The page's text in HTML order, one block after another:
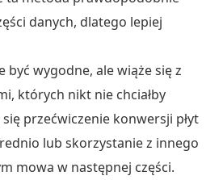
danych, dlatego lepiej
być wygodne, ale wiąże się z
których nikt nie chciałby
przećwiczenie konwersji płyt
lub skorzystanie z innego
mowa w następnej części.